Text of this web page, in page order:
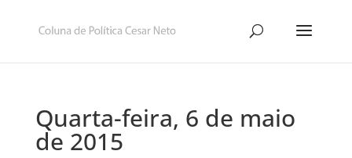
Quarta-feira, 6 de maio
de 2015